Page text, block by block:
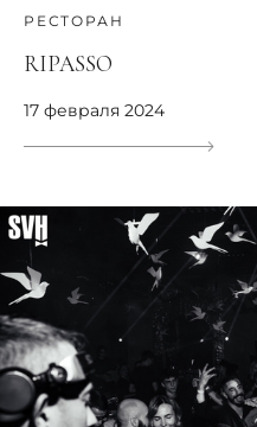
РЕСТОРАН
RIPASSO
17 февраля 2024